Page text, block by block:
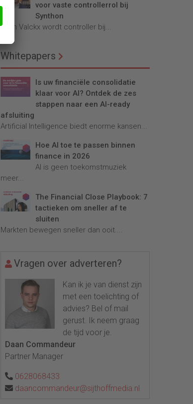
voor vaste controllerrol bij
Synthon
Teun Valckx wordt controller bij...
Whitepapers
Is uw financiële consolidatie
klaar voor AI? Ontdek de zes
stappen naar een AI-ready
afsluiting
Artificial Intelligence biedt enorme kansen...
Hoe AI toe te passen binnen
finance in 2026
AI is geen toekomstmuziek
meer...
The Financial Close Playbook: 7
tactieken om sneller af te
sluiten
Markten bewegen sneller dan ooit....
Vragen over adverteren?
Kan ik je van dienst zijn
met een toelichting of
advies? Bel of mail
gerust. Ik neem graag
de tijd voor je.
Daan Commandeur
Partner Manager
0628068433
daancommandeur@sijthoffmedia.nl